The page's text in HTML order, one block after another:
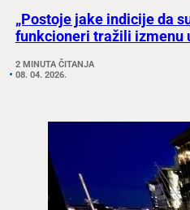
„Postoje jake indicije da
funkcioneri tražili izmenu
2 MINUTA ČITANJA
08. 04. 2026.